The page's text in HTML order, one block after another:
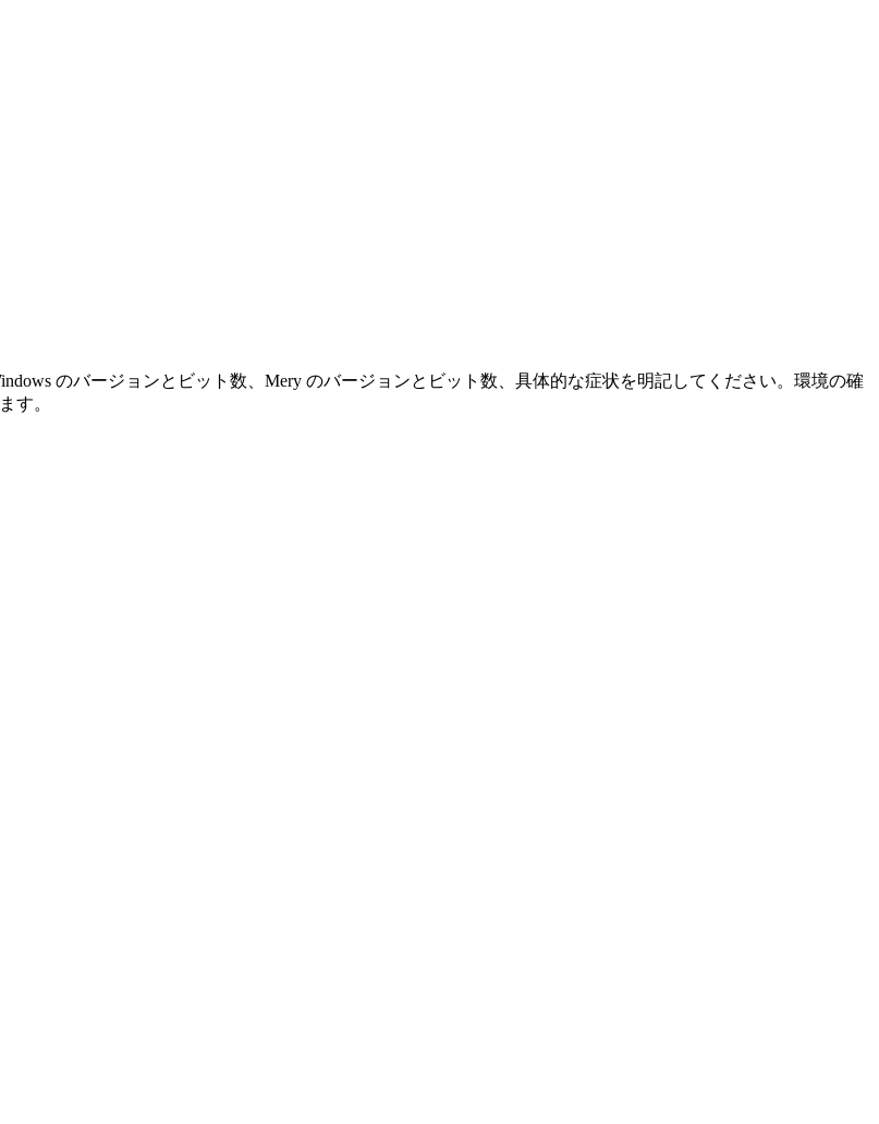
のバージョンとビット数、Mery のバージョンとビット数、具体的な症状を明記してください。環境の確
す。